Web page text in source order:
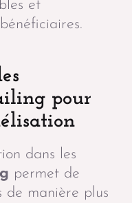
et
pour
dans les
permet de
de manière plus